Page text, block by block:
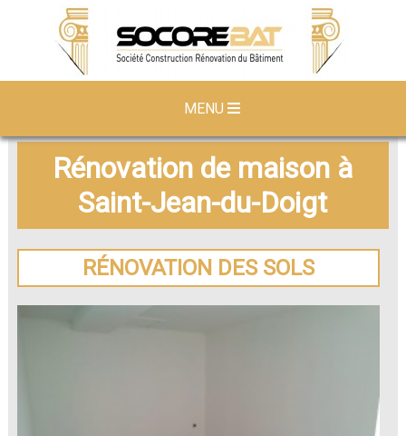
MENU
Rénovation de maison à
Saint-Jean-du-Doigt
RÉNOVATION DES SOLS